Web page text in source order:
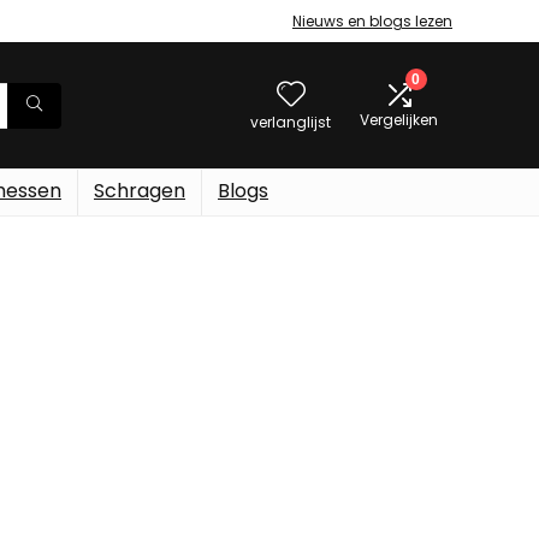
Nieuws en blogs lezen
verlanglijst
0
Vergelijken
Schragen Blogs